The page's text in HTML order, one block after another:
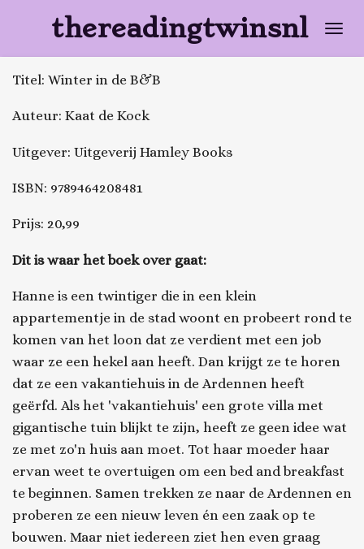
naar
de
thereadingtwinsnl
Titel: Winter in de B&B
Auteur: Kaat de Kock
Uitgever: Uitgeverij Hamley Books
ISBN: 9789464208481
Prijs: 20,99
Dit is waar het boek over gaat:
Hanne is een twintiger die in een klein
appartementje in de stad woont en probeert rond te
komen van het loon dat ze verdient met een job
waar ze een hekel aan heeft. Dan krijgt ze te horen
dat ze een vakantiehuis in de Ardennen heeft
geërfd. Als het 'vakantiehuis' een grote villa met
gigantische tuin blijkt te zijn, heeft ze geen idee wat
ze met zo'n huis aan moet. Tot haar moeder haar
ervan weet te overtuigen om een bed and breakfast
te beginnen. Samen trekken ze naar de Ardennen en
proberen ze een nieuw leven én een zaak op te
bouwen. Maar niet iedereen ziet hen even graag